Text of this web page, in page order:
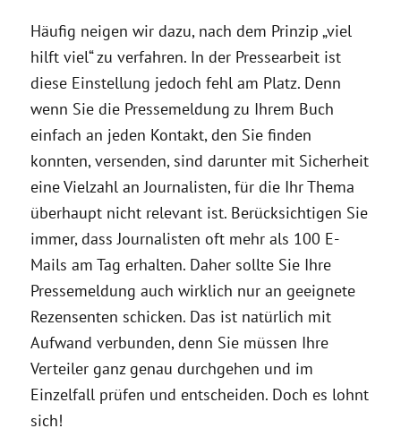
Häufig neigen wir dazu, nach dem Prinzip „viel
hilft viel“ zu verfahren. In der Pressearbeit ist
diese Einstellung jedoch fehl am Platz. Denn
wenn Sie die Pressemeldung zu Ihrem Buch
einfach an jeden Kontakt, den Sie finden
konnten, versenden, sind darunter mit Sicherheit
eine Vielzahl an Journalisten, für die Ihr Thema
überhaupt nicht relevant ist. Berücksichtigen Sie
immer, dass Journalisten oft mehr als 100 E-
Mails am Tag erhalten. Daher sollte Sie Ihre
Pressemeldung auch wirklich nur an geeignete
Rezensenten schicken. Das ist natürlich mit
Aufwand verbunden, denn Sie müssen Ihre
Verteiler ganz genau durchgehen und im
Einzelfall prüfen und entscheiden. Doch es lohnt
sich!